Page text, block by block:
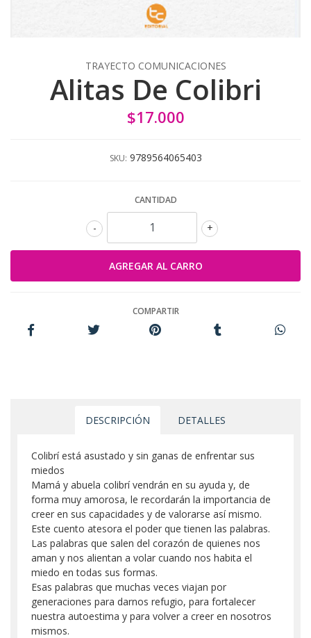
TRAYECTO COMUNICACIONES
Alitas De Colibri
$17.000
SKU: 9789564065403
CANTIDAD
+
-
COMPARTIR
DESCRIPCIÓN DETALLES
Colibrí está asustado y sin ganas de enfrentar sus
miedos
Mamá y abuela colibrí vendrán en su ayuda y, de
forma muy amorosa, le recordarán la importancia de
creer en sus capacidades y de valorarse así mismo.
Este cuento atesora el poder que tienen las palabras.
Las palabras que salen del corazón de quienes nos
aman y nos alientan a volar cuando nos habita el
miedo en todas sus formas.
Esas palabras que muchas veces viajan por
generaciones para darnos refugio, para fortalecer
nuestra autoestima y para volver a creer en nosotros
mismos.